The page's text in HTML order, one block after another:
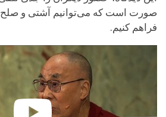
صورت است که می‌توانیم آشتی و صلح
فراهم کنیم.